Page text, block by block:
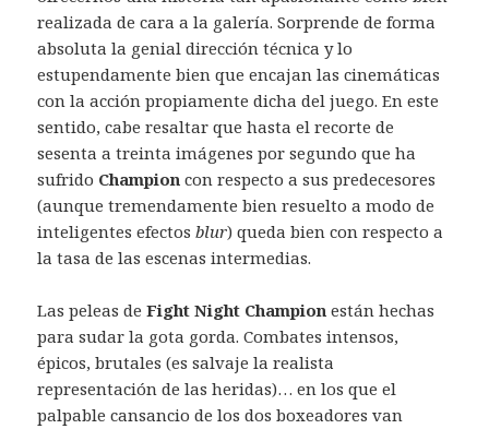
realizada de cara a la galería. Sorprende de forma
absoluta la genial dirección técnica y lo
estupendamente bien que encajan las cinemáticas
con la acción propiamente dicha del juego. En este
sentido, cabe resaltar que hasta el recorte de
sesenta a treinta imágenes por segundo que ha
sufrido Championcon respecto a sus predecesores
(aunque tremendamente bien resuelto a modo de
inteligentes efectosblur) queda bien con respecto a
la tasa de las escenas intermedias.
Las peleas deFight Night Champion están hechas
para sudar la gota gorda. Combates intensos,
épicos, brutales (es salvaje la realista
representación de las heridas)… en los que el
palpable cansancio de los dos boxeadores van